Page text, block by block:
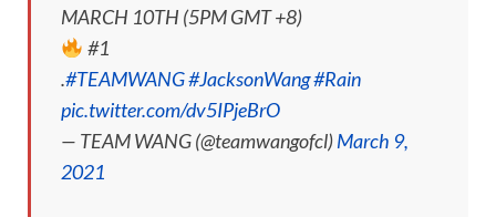
MARCH 10TH (5PM GMT +8)
#1
.#TEAMWANG#JacksonWang#Rain
pic.twitter.com/dv5IPjeBrO
— TEAM WANG (@teamwangofcl)March 9,
2021